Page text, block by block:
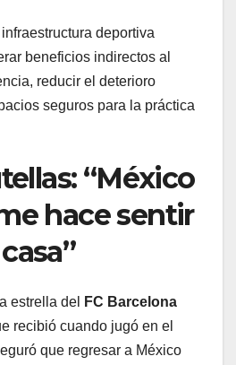
deportiva
beneficios indirectos al
reducir el deterioro
seguros para la práctica
“México
hace sentir
estrella del
FC Barcelona
recibió cuando jugó en el
que regresar a México